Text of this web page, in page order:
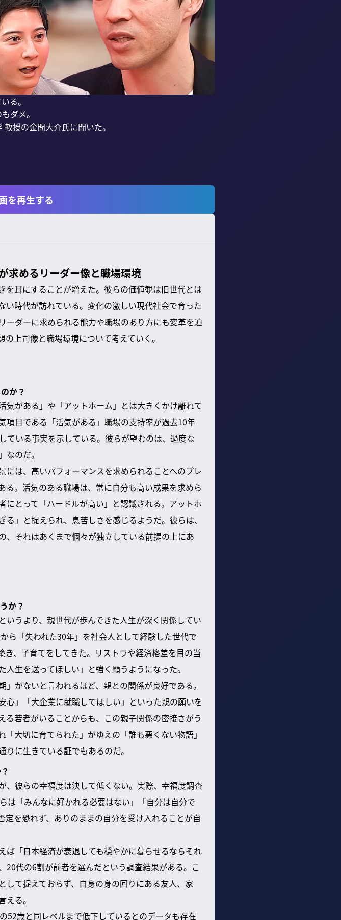
る。
ダメ。
授の金間大介氏に聞いた。
を再生する
求めるリーダー像と職場環境
を耳にすることが増えた。彼らの価値観は旧世代とは
時代が訪れている。変化の激しい現代社会で育った
ダーに求められる能力や職場のあり方にも変革を迫
上司像と職場環境について考えていく。
か？
がある」や「アットホーム」とは大きくかけ離れて
項目である「活気がある」職場の支持率が過去10年
ている事実を示している。彼らが望むのは、過度な
のだ。
は、高いパフォーマンスを求められることへのプレ
。活気のある職場は、常に自分も高い成果を求めら
とって「ハードルが高い」と認識される。アットホ
」と捉えられ、息苦しさを感じるようだ。彼らは、
それはあくまで個々が独立している前提の上にあ
か？
うより、親世代が歩んできた人生が深く関係してい
ら「失われた30年」を社会人として経験した世代で
、子育てをしてきた。リストラや経済格差を目の当
生を送ってほしい」と強く願うようになった。
がないと言われるほど、親との関係が良好である。
」「大企業に就職してほしい」といった親の願いを
若者がいることからも、この親子関係の密接さがう
大切に育てられた」がゆえの「誰も悪くない物語」
に生きている証でもあるのだ。
彼らの幸福度は決して低くない。実際、幸福度調査
は「みんなに好かれる必要はない」「自分は自分で
を恐れず、ありのままの自分を受け入れることが自
ば「日本経済が衰退しても穏やかに暮らせるならそれ
代の6割が前者を選んだという調査結果がある。こ
て捉えておらず、自身の身の回りにある友人、家
る。
52歳と同レベルまで低下しているとのデータも存在